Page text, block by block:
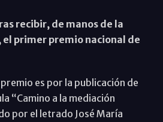
recibir, de manos de la
primer premio nacional de
es por la publicación de
“Camino a la mediación
por el letrado José María